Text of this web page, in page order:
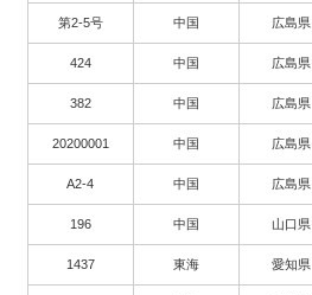
第2-5号 中国 広島県
424 中国 広島県
382 中国 広島県
20200001 中国 広島県
A2-4 中国 広島県
196 中国 山口県
1437 東海 愛知県